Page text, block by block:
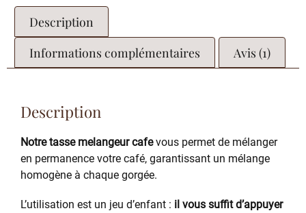
Description
Informations complémentaires
Avis (1)
Description
Notre tasse melangeur cafevous permet de mélanger
en permanence votre café, garantissant un mélange
homogène à chaque gorgée.
L’utilisation est un jeu d’enfant : il vous suffit d’appuyer